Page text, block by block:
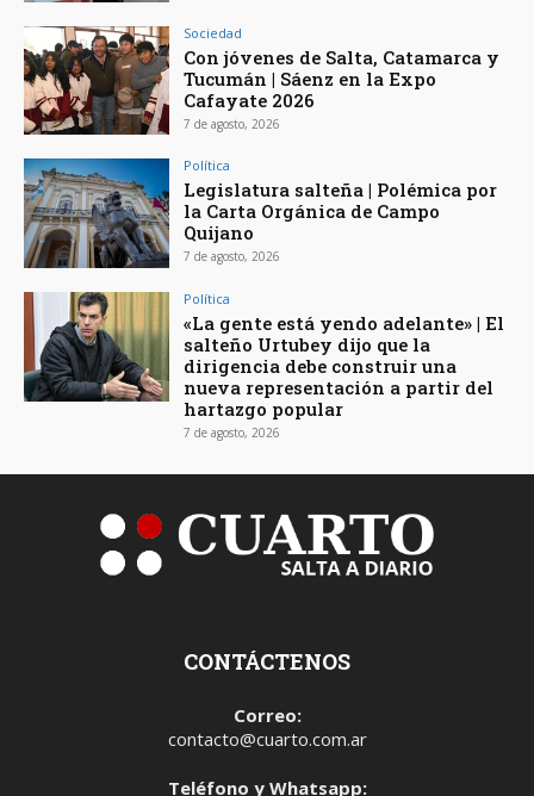
Sociedad
Con jóvenes de Salta, Catamarca y
Tucumán | Sáenz en la Expo
Cafayate 2026
7 de agosto, 2026
Política
Legislatura salteña | Polémica por
la Carta Orgánica de Campo
Quijano
7 de agosto, 2026
Política
«La gente está yendo adelante» | El
salteño Urtubey dijo que la
dirigencia debe construir una
nueva representación a partir del
hartazgo popular
7 de agosto, 2026
CONTÁCTENOS
Correo:
contacto@cuarto.com.ar
Teléfono y Whatsapp: